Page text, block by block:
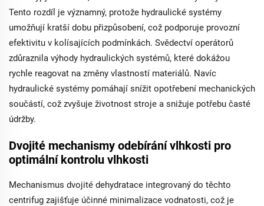
Tento rozdíl je významný, protože hydraulické systémy
umožňují kratší dobu přizpůsobení, což podporuje provozní
efektivitu v kolísajících podmínkách. Svědectví operátorů
zdůraznila výhody hydraulických systémů, které dokážou
rychle reagovat na změny vlastností materiálů. Navíc
hydraulické systémy pomáhají snížit opotřebení mechanických
součástí, což zvyšuje životnost stroje a snižuje potřebu časté
údržby.
Dvojité mechanismy odebírání vlhkosti pro
optimální kontrolu vlhkosti
Mechanismus dvojité dehydratace integrovaný do těchto
centrifug zajišťuje účinné minimalizace vodnatosti, což je